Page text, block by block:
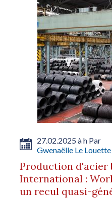
27.02.2025 à h Par
Gwenaëlle Le Louette
Production
International :
un recul quasi-